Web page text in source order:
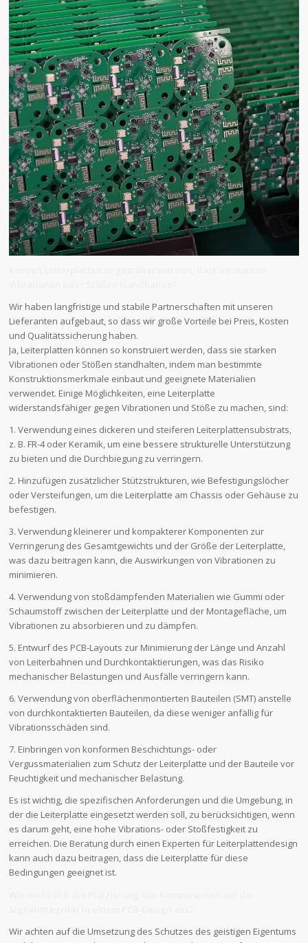
Wir haben langfristige und stabile Partnerschaften mit unseren
Lieferanten aufgebaut, so dass wir große Vorteile bei Preis, Kosten
und Qualitätssicherung haben.
Ja, Leiterplatten können so konstruiert werden, dass sie starken
Vibrationen oder Stößen standhalten, indem man bestimmte
Konstruktionsmerkmale einbaut und geeignete Materialien
verwendet. Einige Möglichkeiten, eine Leiterplatte
widerstandsfähiger gegen Vibrationen und Stöße zu machen, sind:
1. Verwendung eines dickeren und steiferen Leiterplattensubstrats,
z. B. FR-4 oder Keramik, um eine bessere strukturelle Unterstützung
zu bieten und die Durchbiegung zu verringern.
2. Hinzufügen zusätzlicher Stützstrukturen, wie Befestigungslöcher
oder Versteifungen, um die Leiterplatte am Chassis oder Gehäuse zu
befestigen.
3. Verwendung kleinerer und kompakterer Komponenten zur
Verringerung des Gesamtgewichts und der Größe der Leiterplatte,
was dazu beitragen kann, die Auswirkungen von Vibrationen zu
minimieren.
4. Verwendung von stoßdämpfenden Materialien wie Gummi oder
Schaumstoff zwischen der Leiterplatte und der Montagefläche, um
Vibrationen zu absorbieren und zu dämpfen.
5. Entwurf des PCB-Layouts zur Minimierung der Länge und Anzahl
von Leiterbahnen und Durchkontaktierungen, was das Risiko
mechanischer Belastungen und Ausfälle verringern kann.
6. Verwendung von oberflächenmontierten Bauteilen (SMT) anstelle
von durchkontaktierten Bauteilen, da diese weniger anfällig für
Vibrationsschäden sind.
7. Einbringen von konformen Beschichtungs- oder
Vergussmaterialien zum Schutz der Leiterplatte und der Bauteile vor
Feuchtigkeit und mechanischer Belastung.
Es ist wichtig, die spezifischen Anforderungen und die Umgebung, in
der die Leiterplatte eingesetzt werden soll, zu berücksichtigen, wenn
es darum geht, eine hohe Vibrations- oder Stoßfestigkeit zu
erreichen. Die Beratung durch einen Experten für Leiterplattendesign
kann auch dazu beitragen, dass die Leiterplatte für diese
Bedingungen geeignet ist.
Wir achten auf die Umsetzung des Schutzes des geistigen Eigentums